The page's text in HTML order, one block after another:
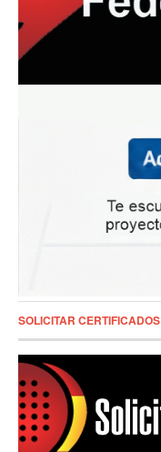
SOLICITAR CERTIFICADOS